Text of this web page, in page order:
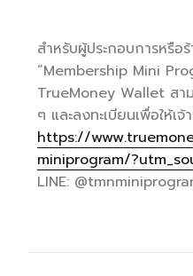
สำหรับผู้ประกอบการหรือ
“Membership Mini
TrueMoney Wallet สา
ๆ และลงทะเบียนเพื่อให้
https://
miniprogram/
LINE: